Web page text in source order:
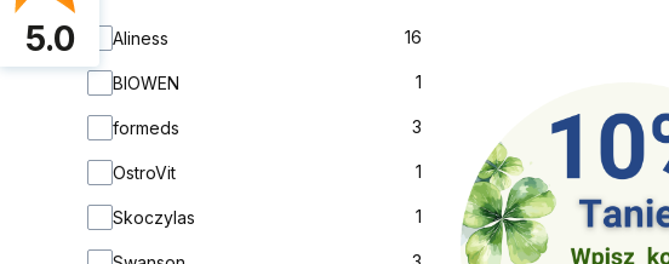
Marka
Aliness 16
BIOWEN 1
formeds 3
OstroVit 1
Skoczylas 1
5.0